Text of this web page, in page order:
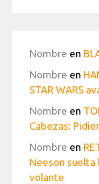
Nombre en
Nombre en
STAR WARS
Nombre en
Cabezas:
Nombre en
Neeson suelta
volante